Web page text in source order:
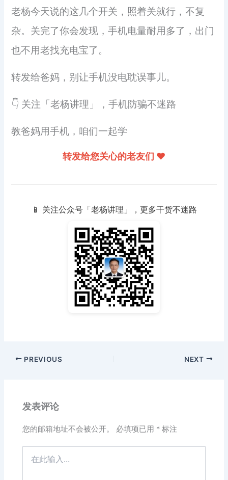
老杨今天说的这几个开关，照着关就行，不复
杂。关完了你会发现，手机电量耐用多了，出门
也不用老找充电宝了。
转发给爸妈，别让手机没电耽误事儿。
👇 关注「老杨讲理」，手机防骗不迷路
教爸妈用手机，咱们一起学
转发给您关心的老友们 ❤️
📱 关注公众号「老杨讲理」，更多干货不迷路
PREVIOUS NEXT
发表评论
您的邮箱地址不会被公开。 必填项已用 * 标注